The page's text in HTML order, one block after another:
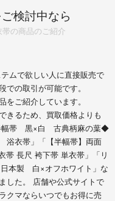
検討中なら
の商品のご紹介
ムで欲しい人に直接販売で
の取引が可能です。
をご紹介しています。
きるため、買取価格よりも
幅帯 黒×白 古典柄麻の葉◆
衣帯」「【半幅帯】両面
帯 長尺 袴下帯 単衣帯」「リ
本製 白×オフホワイト」な
した。 店舗や公式サイトで
クマならいつでもお得に売